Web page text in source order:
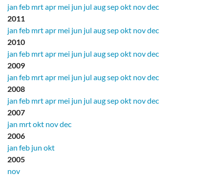
jan feb mrtapr mei jun jul augsepokt novdec
2011
jan feb mrtapr mei jun jul augsepokt novdec
2010
jan feb mrtapr mei jun jul augsepokt novdec
2009
jan feb mrtapr mei jun jul augsepokt novdec
2008
jan feb mrtapr mei jun jul augsepokt novdec
2007
jan mrtokt novdec
2006
jan feb jun okt
2005
nov